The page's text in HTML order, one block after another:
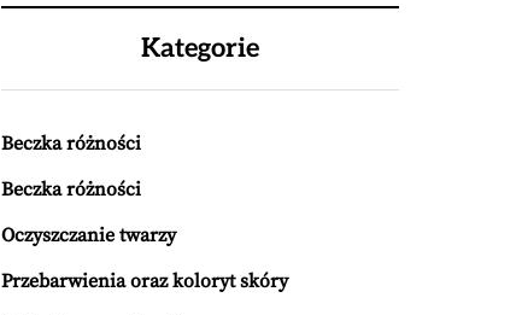
Kategorie
Beczka różności
Beczka różności
Oczyszczanie twarzy
Przebarwienia oraz koloryt skóry